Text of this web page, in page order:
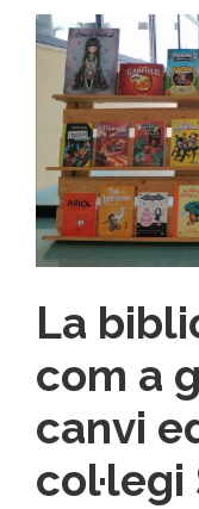
La
com a
canvi